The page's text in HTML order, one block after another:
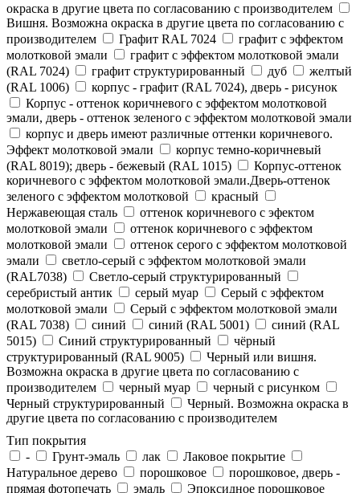
окраска в другие цвета по согласованию с производителем
Вишня. Возможна окраска в другие цвета по согласованию с
производителем
Графит RAL 7024
графит с эффектом
молотковой эмали
графит с эффектом молотковой эмали
(RAL 7024)
графит структурированный дуб
желтый
(RAL 1006)
корпус - графит (RAL 7024), дверь - рисунок
Корпус - оттенок коричневого с эффектом молотковой
эмали, дверь - оттенок зеленого с эффектом молотковой эмали
корпус и дверь имеют различные оттенки коричневого.
Эффект молотковой эмали
корпус темно-коричневый
(RAL 8019); дверь - бежевый (RAL 1015)
Корпус-оттенок
коричневого с эффектом молотковой эмали.Дверь-оттенок
зеленого с эффектом молотковой
красный
Нержавеющая сталь
оттенок коричневого с эфектом
молотковой эмали
оттенок коричневого с эффектом
молотковой эмали
оттенок серого с эффектом молотковой
эмали
светло-серый с эффектом молотковой эмали
(RAL7038)
Светло-серый структурированный
серебристый антик
серый муар
Серый с эффектом
молотковой эмали
Серый с эффектом молотковой эмали
(RAL 7038)
синий синий (RAL 5001)
синий (RAL
5015)
Синий структурированный
чёрный
структурированный (RAL 9005)
Черный или вишня.
Возможна окраска в другие цвета по согласованию с
производителем
черный муар
черный с рисунком
Черный структурированный
Черный. Возможна окраска в
другие цвета по согласованию с производителем
Тип покрытия
-
Грунт-эмаль лак
Лаковое покрытие
Натуральное дерево
порошковое
порошковое, дверь -
прямая фотопечать
эмаль Эпоксидное порошковое